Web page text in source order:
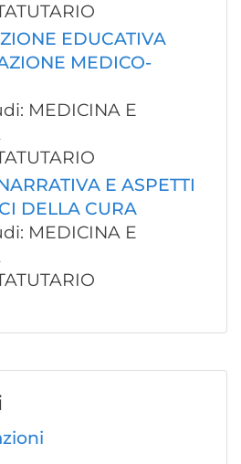
EDUCATIVA
MEDICO-
MEDICINA E
E ASPETTI
DELLA CURA
MEDICINA E